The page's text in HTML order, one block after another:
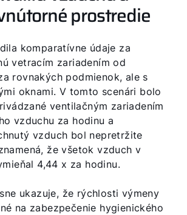
prostredie
komparatívne údaje za
vetracím zariadením od
rovnakých podmienok, ale s
oknami. V tomto scenári bolo
ventilačným zariadením
vzduchu za hodinu a
vzduch bol nepretržite
že všetok vzduch v
4,44 x za hodinu.
ukazuje, že rýchlosti výmeny
na zabezpečenie hygienického